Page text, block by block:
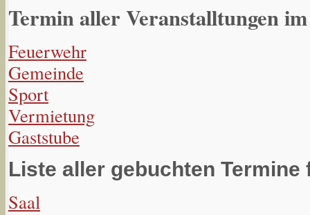
Termin aller Veranstalltungen
Feuerwehr
Gemeinde
Sport
Vermietung
Gaststube
Liste aller gebuchten
Saal